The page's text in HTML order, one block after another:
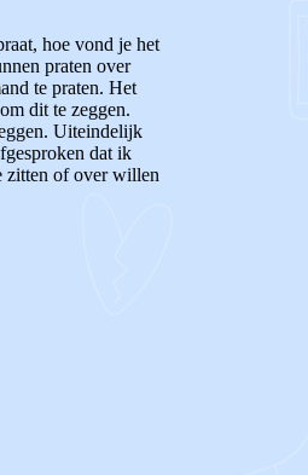
hoe vond je het
praten over
te praten. Het
dit te zeggen.
Uiteindelijk
dat ik
zitten of over willen